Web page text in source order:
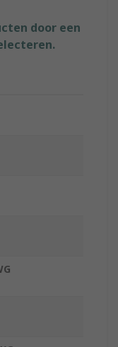
door een